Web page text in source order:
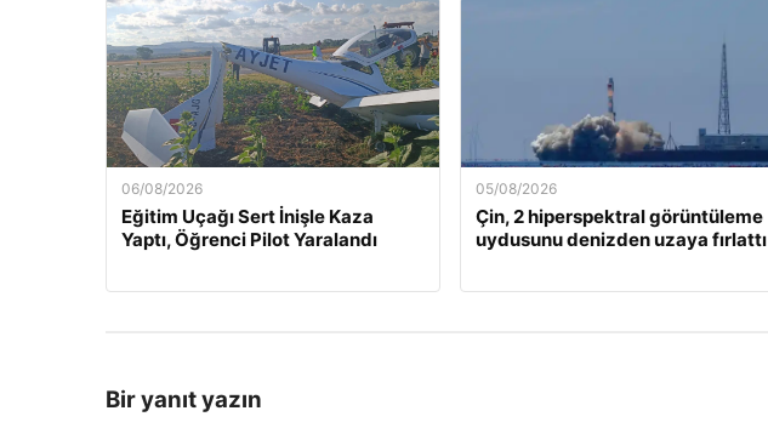
06/08/2026
Eğitim Uçağı Sert İnişle Kaza
Yaptı, Öğrenci Pilot Yaralandı
05/08/2026
Çin, 2 hiperspektral görüntüleme
uydusunu denizden uzaya fırlattı
Bir yanıt yazın